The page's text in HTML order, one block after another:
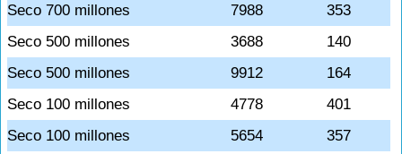
Seco 700 millones
7988
353
Seco 500 millones
3688
140
Seco 500 millones
9912
164
Seco 100 millones
4778
401
Seco 100 millones
5654
357